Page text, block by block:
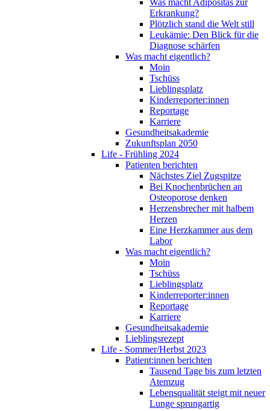
Was macht Adipositas zur
Erkrankung?
Plötzlich stand die Welt still
Leukämie: Den Blick für die
Diagnose schärfen
Was macht eigentlich?
Moin
Tschüss
Lieblingsplatz
Kinderreporter:innen
Reportage
Karriere
Gesundheitsakademie
Zukunftsplan 2050
Life - Frühling 2024
Patienten berichten
Nächstes Ziel Zugspitze
Bei Knochenbrüchen an
Osteoporose denken
Herzensbrecher mit halbem
Herzen
Eine Herzkammer aus dem
Labor
Was macht eigentlich?
Moin
Tschüss
Lieblingsplatz
Kinderreporter:innen
Reportage
Karriere
Gesundheitsakademie
Lieblingsrezept
Life - Sommer/Herbst 2023
Patient:innen berichten
Tausend Tage bis zum letzten
Atemzug
Lebensqualität steigt mit neuer
Lunge sprungartig